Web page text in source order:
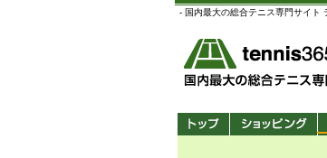
- 国内最大の総合テニス専門サイト